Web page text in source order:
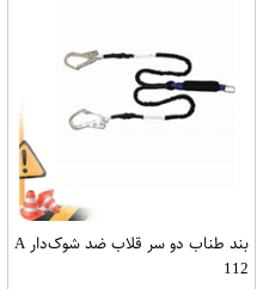
بند طناب دو سر قلاب ضد شوک‌دار A
112